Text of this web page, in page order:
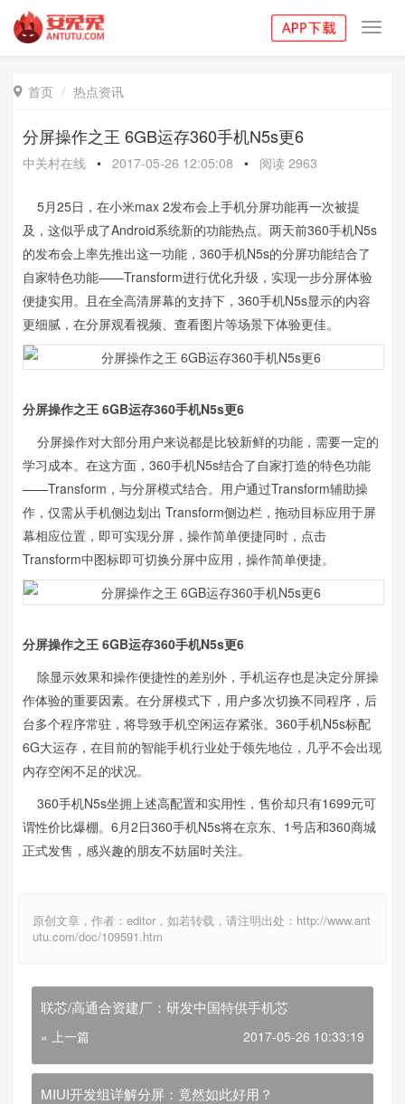
 首页 热点资讯
分屏操作之王 6GB运存360手机N5s更6
中关村在线 • 2017-05-26 12:05:08 • 阅读 2963
5月25日，在小米max 2发布会上手机分屏功能再一次被提
及，这似乎成了Android系统新的功能热点。两天前360手机N5s
的发布会上率先推出这一功能，360手机N5s的分屏功能结合了
自家特色功能——Transform进行优化升级，实现一步分屏体验
便捷实用。且在全高清屏幕的支持下，360手机N5s显示的内容
更细腻，在分屏观看视频、查看图片等场景下体验更佳。
分屏操作之王 6GB运存360手机N5s更6
分屏操作对大部分用户来说都是比较新鲜的功能，需要一定的
学习成本。在这方面，360手机N5s结合了自家打造的特色功能
——Transform，与分屏模式结合。用户通过Transform辅助操
作，仅需从手机侧边划出 Transform侧边栏，拖动目标应用于屏
幕相应位置，即可实现分屏，操作简单便捷同时，点击
Transform中图标即可切换分屏中应用，操作简单便捷。
分屏操作之王 6GB运存360手机N5s更6
除显示效果和操作便捷性的差别外，手机运存也是决定分屏操
作体验的重要因素。在分屏模式下，用户多次切换不同程序，后
台多个程序常驻，将导致手机空闲运存紧张。360手机N5s标配
6G大运存，在目前的智能手机行业处于领先地位，几乎不会出现
内存空闲不足的状况。
360手机N5s坐拥上述高配置和实用性，售价却只有1699元可
谓性价比爆棚。6月2日360手机N5s将在京东、1号店和360商城
正式发售，感兴趣的朋友不妨届时关注。
原创文章，作者：editor，如若转载，请注明出处：http://www.ant
utu.com/doc/109591.htm
联芯/高通合资建厂：研发中国特供手机芯
« 上一篇 2017-05-26 10:33:19
MIUI开发组详解分屏：竟然如此好用？